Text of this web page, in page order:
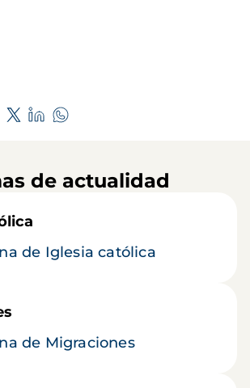
de actualidad
de Iglesia católica
de Migraciones